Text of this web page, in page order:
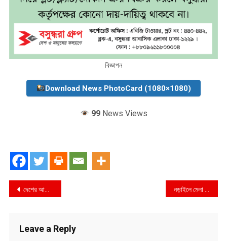
বিজ্ঞাপন
Download News PhotoCard (1080×1080)
99News Views
Post
দেশের আকাশে প্রথমবারের মতো উৎক্ষেপণ করা হবে নিজেদের তৈরি রকেট- জুনাইদ আহমেদ পলক নড়াইলে মেলা দেখতে গিয়ে ইয়াছিন নামের এক যুবক নিখোজ,থানায় জিডি,স্বজনদের হাহাকার,সন্ধান চাই
Leave a Reply